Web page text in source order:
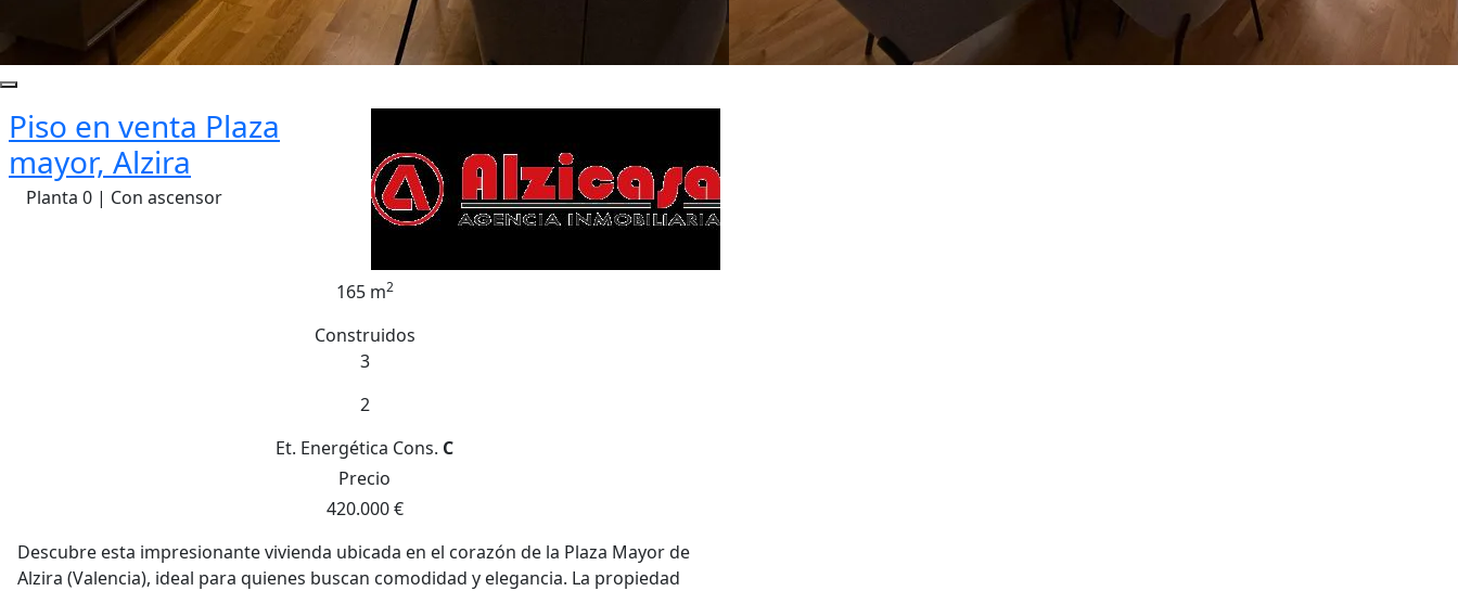
Piso en venta Plaza
mayor, Alzira
Planta 0 | Con ascensor
165 m2
Construidos
3
2
Et. Energética Cons. C
Precio
420.000 €
Descubre esta impresionante vivienda ubicada en el corazón de la Plaza Mayor de
Alzira (Valencia), ideal para quienes buscan comodidad y elegancia. La propiedad